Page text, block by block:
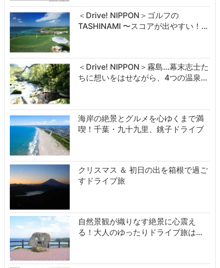
＜Drive! NIPPON＞ゴルフの
TASHINAMI 〜スコアが出やすい！…
＜Drive! NIPPON＞霧島…幕末志士た
ちに想いをはせながら、4つの温泉…
海岸の絶景とグルメを心ゆくまで満
喫！千葉・九十九里、銚子ドライブ
クリスマス ＆ 初日の出を箱根で過ご
すドライブ旅
自然景観が織りなす絶景に心震え
る！大人のゆったりドライブ旅は…